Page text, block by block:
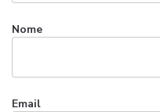
Nome
Email